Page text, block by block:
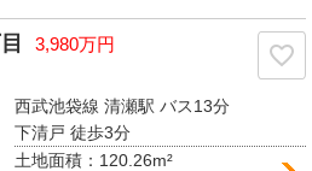
3,980万円
西武池袋線 清瀬駅バス13分
下清戸 徒歩3分
土地面積：120.26m²